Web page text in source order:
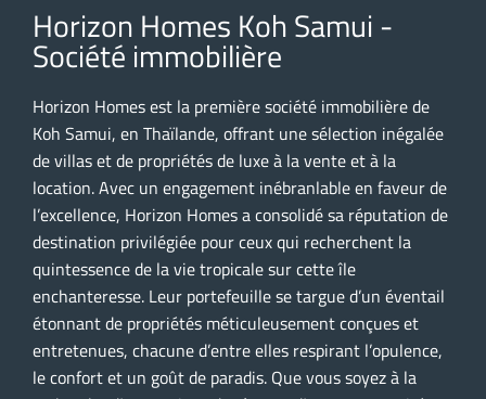
Horizon Homes Koh Samui -
Société immobilière
Horizon Homes est la première société immobilière de
Koh Samui, en Thaïlande, offrant une sélection inégalée
de villas et de propriétés de luxe à la vente et à la
location. Avec un engagement inébranlable en faveur de
l’excellence, Horizon Homes a consolidé sa réputation de
destination privilégiée pour ceux qui recherchent la
quintessence de la vie tropicale sur cette île
enchanteresse. Leur portefeuille se targue d’un éventail
étonnant de propriétés méticuleusement conçues et
entretenues, chacune d’entre elles respirant l’opulence,
le confort et un goût de paradis. Que vous soyez à la